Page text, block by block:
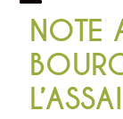
NOTE